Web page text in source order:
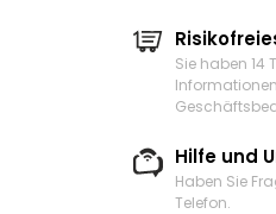
Sie haben 14
Hilfe und
Haben Sie
Telefon.